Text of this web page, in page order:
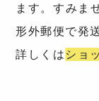
ます。すみま
形外郵便で発
詳しくは ショ